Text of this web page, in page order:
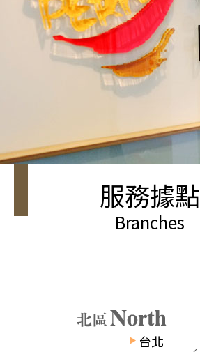
服務據點
Branches
台北